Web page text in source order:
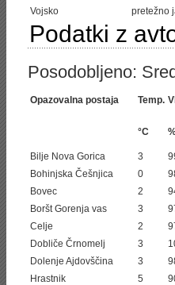
Vojsko
pretežno
Podatki z
Posodobljeno:
Opazovalna postaja Temp.
°C
Bilje Nova Gorica
3
Bohinjska Češnjica
0
Bovec
2
Boršt Gorenja vas
3
Celje
2
Dobliče Črnomelj
3
Dolenje Ajdovščina
3
Hrastnik
5